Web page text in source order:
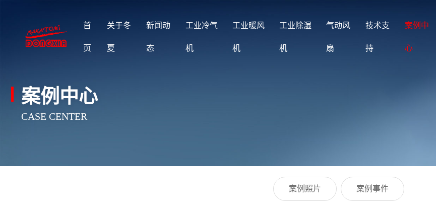
首
页
关于冬
夏
新闻动
态
工业冷气
机
工业暖风
机
工业除湿
机
气动风
扇
技术支
持
案例中
心
案例中心
CASE CENTER
案例照片 案例事件